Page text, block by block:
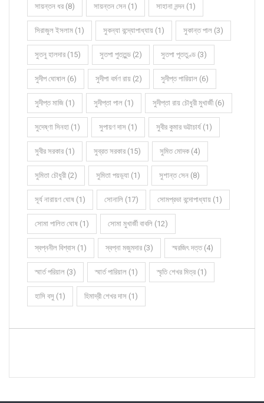
সায়ন্তন ধর (8) সায়ন্তন সেন (1) সাহানা নন্দন (1)
সিরাজুল ইসলাম (1) সুকন্যা বন্দ্যোপাধ্যায় (1) সুকান্ত পাল (3)
সুতনু হালদার (15) সুতপা পুততুন্ড (2) সুতপা পূততুণ্ড (3)
সুদীপ ঘোষাল (6) সুদীপা বর্মণ রায় (2) সুদীপ্ত পারিয়াল (6)
সুদীপ্ত মাজি (1) সুদীপ্তা পাল (1) সুদীপ্তা রায় চৌধুরী মুখার্জী (6)
সুদেষ্ণা সিনহা (1) সুপায়ণ দাস (1) সুবীর কুমার ভট্টাচার্য (1)
সুবীর সরকার (1) সুব্রত সরকার (15) সুমিত মোদক (4)
সুমিতা চৌধুরী (2) সুমিতা পয়ড়্যা (1) সুশান্ত সেন (8)
সূর্য নারায়ণ ঘোষ (1) সোনালি (17) সোমপ্রভা বন্দোপাধ্যায় (1)
সোমা পালিত ঘোষ (1) সোমা মুখার্জী বাবলি (12)
স্বপ্ননীল বিশ্বাস (1) স্বপ্না মজুমদার (3) স্মরজিৎ দত্ত (4)
স্মার্ত পরিয়াল (3) স্মার্ত পারিয়াল (1) স্মৃতি শেখর মিত্র (1)
হাসি বসু (1) হিমাদ্রী শেখর দাস (1)